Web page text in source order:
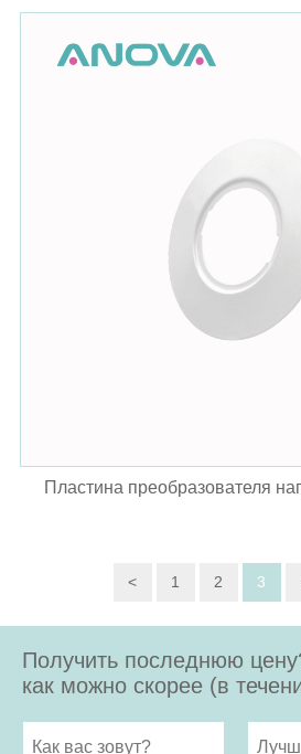
Пластина преобразователя
< 1 2 3
Получить последнюю
как можно скорее (в